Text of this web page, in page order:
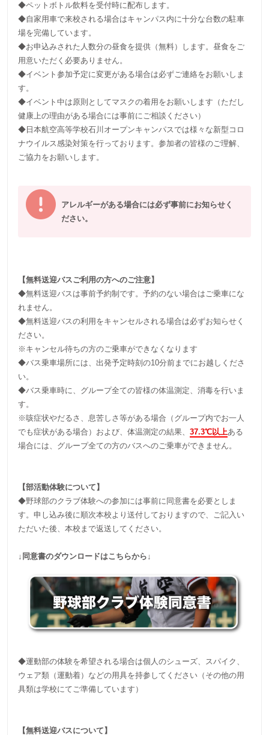
◆ペットボトル飲料を受付時に配布します。
◆自家用車で来校される場合はキャンパス内に十分な台数の駐車
場を完備しています。
◆お申込みされた人数分の昼食を提供（無料）します。昼食をご
用意いただく必要ありません。
◆イベント参加予定に変更がある場合は必ずご連絡をお願いしま
す。
◆イベント中は原則としてマスクの着用をお願いします（ただし
健康上の理由がある場合には事前にご相談ください）
◆日本航空高等学校石川オープンキャンパスでは様々な新型コロ
ナウイルス感染対策を行っております。参加者の皆様のご理解、
ご協力をお願いします。
アレルギーがある場合には必ず事前にお知らせく
ださい。
【無料送迎バスご利用の方へのご注意】
◆無料送迎バスは事前予約制です。予約のない場合はご乗車にな
れません。
◆無料送迎バスの利用をキャンセルされる場合は必ずお知らせく
ださい。
※キャンセル待ちの方のご乗車ができなくなります
◆バス乗車場所には、出発予定時刻の10分前までにお越しくださ
い。
◆バス乗車時に、グループ全ての皆様の体温測定、消毒を行いま
す。
※咳症状やだるさ、息苦しさ等がある場合（グループ内でお一人
でも症状がある場合）および、体温測定の結果、37.3℃以上ある
場合には、グループ全ての方のバスへのご乗車ができません。
【部活動体験について】
◆野球部のクラブ体験への参加には事前に同意書を必要としま
す。申し込み後に順次本校より送付しておりますので、ご記入い
ただいた後、本校まで返送してください。
↓同意書のダウンロードはこちらから↓
◆運動部の体験を希望される場合は個人のシューズ、スパイク、
ウェア類（運動着）などの用具を持参してください（その他の用
具類は学校にてご準備しています）
【無料送迎バスについて】